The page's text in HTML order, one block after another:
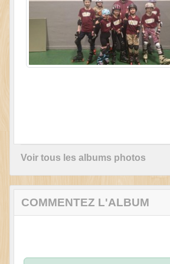
Voir tous les albums photos
COMMENTEZ L'ALBUM